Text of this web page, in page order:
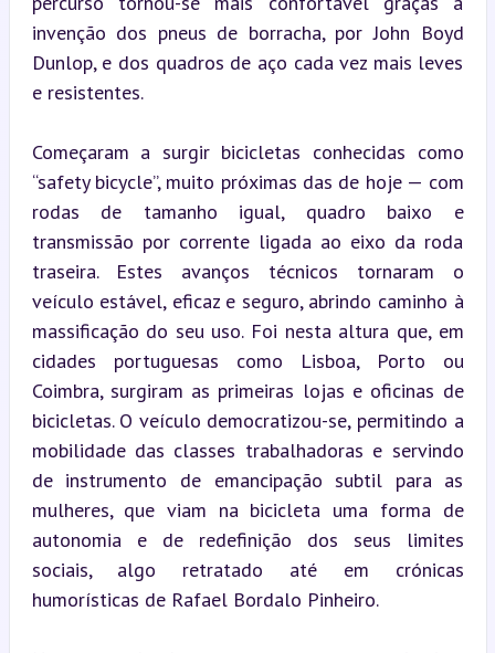
invenção dos pneus de borracha, por John Boyd
Dunlop, e dos quadros de aço cada vez mais leves
e resistentes.
Começaram a surgir bicicletas conhecidas como
“safety bicycle”, muito próximas das de hoje — com
rodas de tamanho igual, quadro baixo e
transmissão por corrente ligada ao eixo da roda
traseira. Estes avanços técnicos tornaram o
veículo estável, eficaz e seguro, abrindo caminho à
massificação do seu uso. Foi nesta altura que, em
cidades portuguesas como Lisboa, Porto ou
Coimbra, surgiram as primeiras lojas e oficinas de
bicicletas. O veículo democratizou-se, permitindo a
mobilidade das classes trabalhadoras e servindo
de instrumento de emancipação subtil para as
mulheres, que viam na bicicleta uma forma de
autonomia e de redefinição dos seus limites
sociais, algo retratado até em crónicas
humorísticas de Rafael Bordalo Pinheiro.